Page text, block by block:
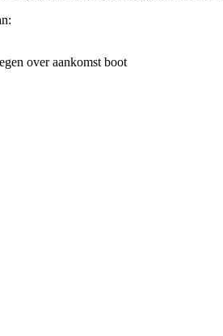
over aankomst boot